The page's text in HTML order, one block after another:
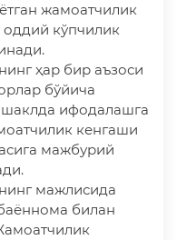
жамоатчилик
кўпчилик
ҳар бир аъзоси
бўйича
ифодалашга
кенгаши
мажбурий
мажлисида
билан